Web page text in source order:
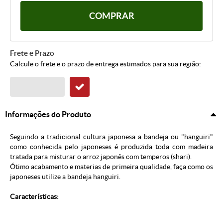
COMPRAR
Frete e Prazo
Calcule o frete e o prazo de entrega estimados para sua região:
Informações do Produto
Seguindo a tradicional cultura japonesa a bandeja ou "hanguiri"
como conhecida pelo japoneses é produzida toda com madeira
tratada para misturar o arroz japonês com temperos (shari).
Ótimo acabamento e materias de primeira qualidade, faça como os
japoneses utilize a bandeja hanguiri.
Características: